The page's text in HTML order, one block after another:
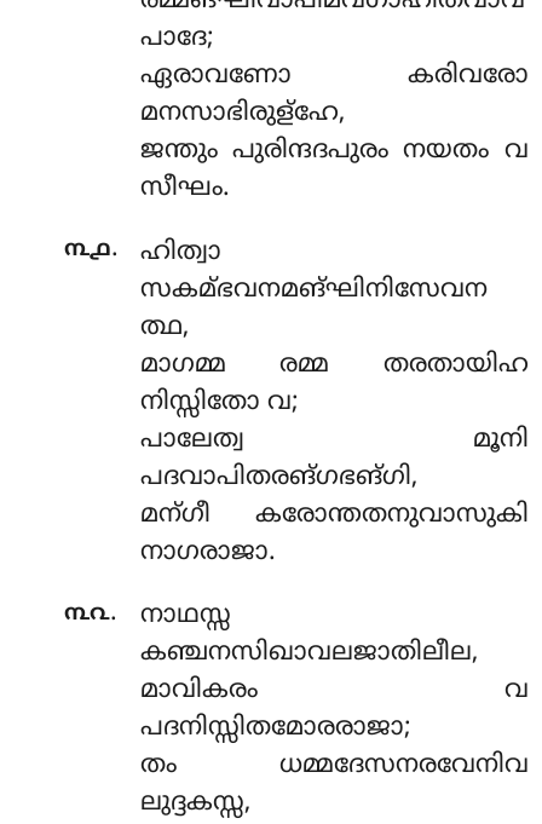
പാദേ;
ഏരാവണോ കരിവരോ
മനസാഭിരുള്ഹേ,
ജന്തും പുരിന്ദദപുരം നയതം വ
സീഘം.
൩൧.
ഹിത്വാ
സകമ്ഭവനമങ്ഘിനിസേവന
ത്ഥ,
മാഗമ്മ രമ്മ തരതായിഹ
നിസ്സിതോ വ;
പാലേത്വ മൂനി
പദവാപിതരങ്ഗഭങ്ഗി,
മന്ഗീ കരോന്തതനുവാസുകി
നാഗരാജാ.
൩൨.
നാഥസ്സ
കഞ്ചനസിഖാവലജാതിലീല,
മാവികരം വ
പദനിസ്സിതമോരരാജാ;
തം ധമ്മദേസനരവേനിവ
ലുദ്ദകസ്സ,